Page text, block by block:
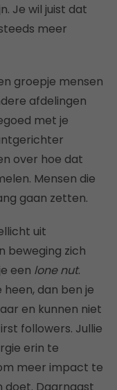
Je wil juist dat
meer
groepje mensen
afdelingen
met je
over hoe dat
Mensen die
gaan zetten.
uit
beweging zich
een lone nut.
dan ben je
en kunnen niet
followers. Jullie
erin te
meer impact te
doet. Daarnaast